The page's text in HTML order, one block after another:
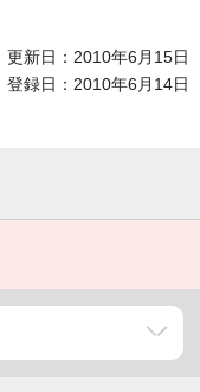
更新日：2010年6月15日
登録日：2010年6月14日